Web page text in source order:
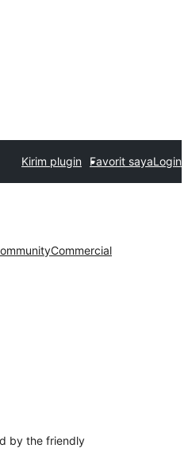
Kirim plugin Favorit sayaLogin
Commercial
by the friendly